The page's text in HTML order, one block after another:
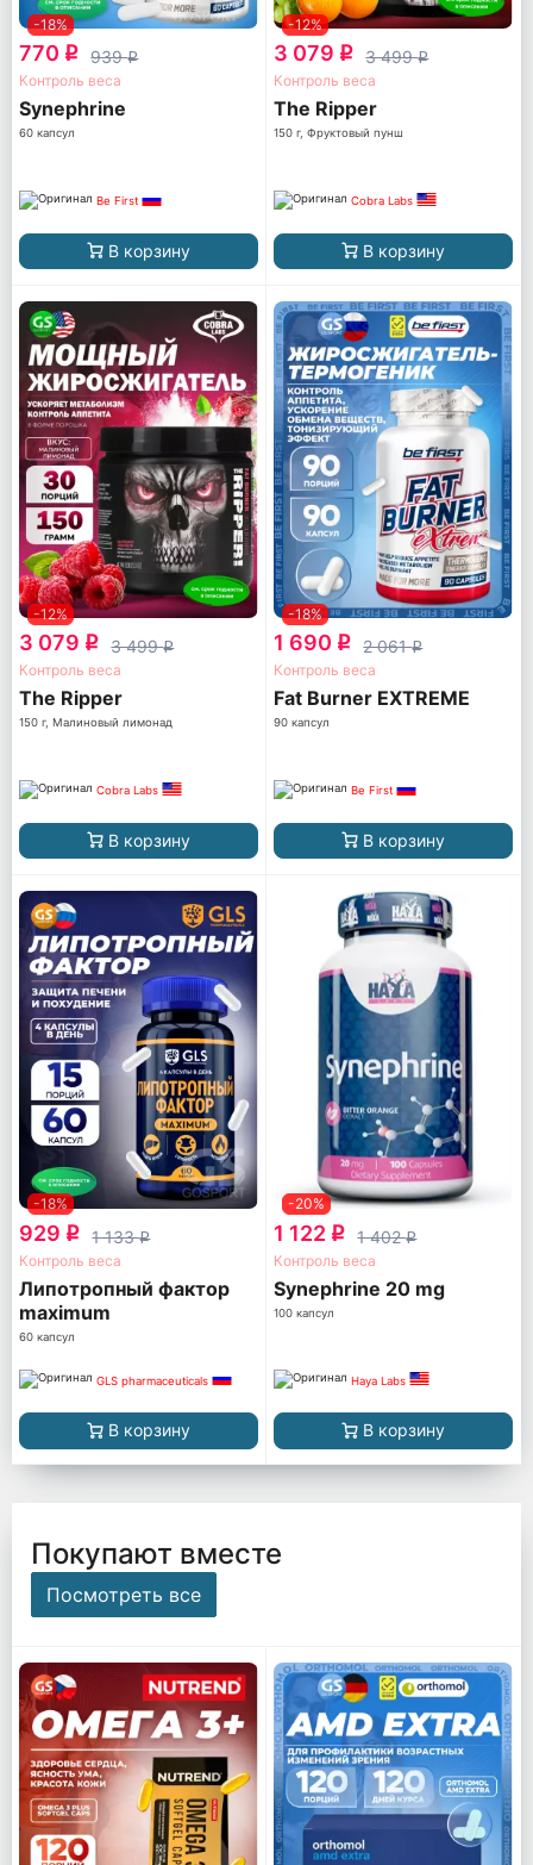
-18%
770 q 939q
Контроль веса
Synephrine
60 капсул
Be First
В корзину
-12%
3 079 q 3 499q
Контроль веса
The Ripper
150 г, Фруктовый пунш
Cobra Labs
В корзину
-12%
3 079 q 3 499q
Контроль веса
The Ripper
150 г, Малиновый лимонад
Cobra Labs
В корзину
-18%
1 690 q 2 061q
Контроль веса
Fat Burner EXTREME
90 капсул
Be First
В корзину
-18%
929 q 1 133q
Контроль веса
Липотропный фактор
maximum
60 капсул
GLS pharmaceuticals
В корзину
-20%
1 122 q 1 402q
Контроль веса
Synephrine 20 mg
100 капсул
Haya Labs
В корзину
Покупают вместе
Посмотреть все